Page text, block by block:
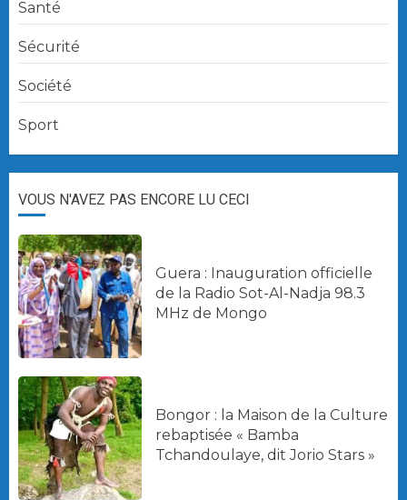
Santé
Sécurité
Société
Sport
VOUS N'AVEZ PAS ENCORE LU CECI
Guera : Inauguration officielle
de la Radio Sot-Al-Nadja 98.3
MHz de Mongo
Bongor : la Maison de la Culture
rebaptisée « Bamba
Tchandoulaye, dit Jorio Stars »